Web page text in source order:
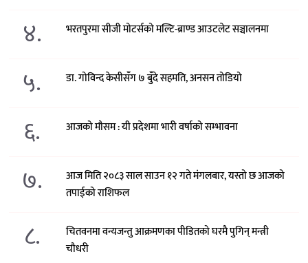
४. भरतपुरमा सीजी मोटर्सको मल्टि-ब्राण्ड आउटलेट सञ्चालनमा
५. डा. गोविन्द केसीसँग ७ बुँदे सहमति, अनसन तोडियो
६. आजको मौसम : यी प्रदेशमा भारी वर्षाको सम्भावना
७.
आज मिति २०८३ साल साउन १२ गते मंगलबार, यस्तो छ आजको
तपाईको राशिफल
८.
चितवनमा वन्यजन्तु आक्रमणका पीडितको घरमै पुगिन् मन्त्री
चौधरी